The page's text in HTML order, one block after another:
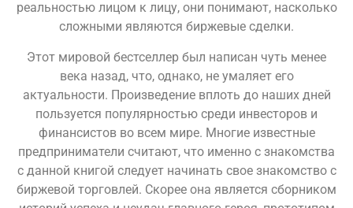
реальностью лицом к лицу, они понимают, насколько
сложными являются биржевые сделки.
Этот мировой бестселлер был написан чуть менее
века назад, что, однако, не умаляет его
актуальности. Произведение вплоть до наших дней
пользуется популярностью среди инвесторов и
финансистов во всем мире. Многие известные
предприниматели считают, что именно с знакомства
с данной книгой следует начинать свое знакомство с
биржевой торговлей. Скорее она является сборником